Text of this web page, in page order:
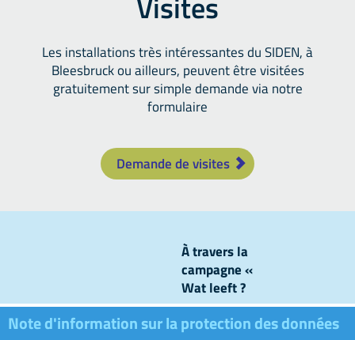
Les installations très intéressantes du SIDEN, à
Bleesbruck ou ailleurs, peuvent être visitées
gratuitement sur simple demande via notre
formulaire
Demande de visites
Note d'information sur la protection des données
À travers la
campagne «
Wat leeft ?
», nous
levons le